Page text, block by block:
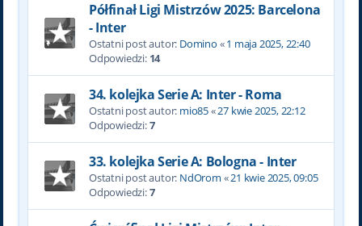
Półfinał Ligi Mistrzów 2025: Barcelona
- Inter
Ostatni post autor: Domino «1 maja 2025, 22:40
Odpowiedzi: 14
34. kolejka Serie A: Inter - Roma
Ostatni post autor: mio85«27 kwie 2025, 22:12
Odpowiedzi:7
33. kolejka Serie A: Bologna - Inter
Ostatni post autor: NdOrom «21 kwie 2025, 09:05
Odpowiedzi:7